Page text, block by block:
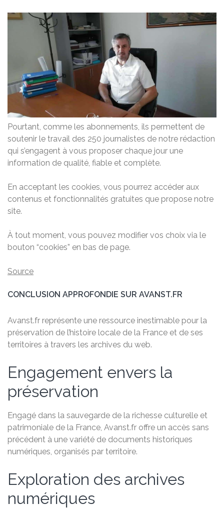
Pourtant, comme les abonnements, ils permettent de
soutenir le travail des 250 journalistes de notre rédaction
qui s’engagent à vous proposer chaque jour une
information de qualité, fiable et complète.
En acceptant les cookies, vous pourrez accéder aux
contenus et fonctionnalités gratuites que propose notre
site.
À tout moment, vous pouvez modifier vos choix via le
bouton “cookies” en bas de page.
Source
CONCLUSION APPROFONDIE SUR AVANST.FR
Avanst.fr représente une ressource inestimable pour la
préservation de l’histoire locale de la France et de ses
territoires à travers les archives du web.
Engagement envers la
préservation
Engagé dans la sauvegarde de la richesse culturelle et
patrimoniale de la France, Avanst.fr offre un accès sans
précédent à une variété de documents historiques
numériques, organisés par territoire.
Exploration des archives
numériques